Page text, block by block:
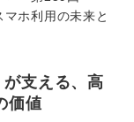
マホ利用の未来と
支える、高
価値